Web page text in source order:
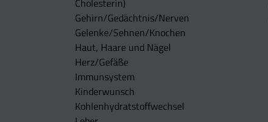
Cholesterin)
Gehirn/Gedächtnis/Nerven
Gelenke/Sehnen/Knochen
Haut, Haare und Nägel
Herz/Gefäße
Immunsystem
Kinderwunsch
Kohlenhydratstoffwechsel